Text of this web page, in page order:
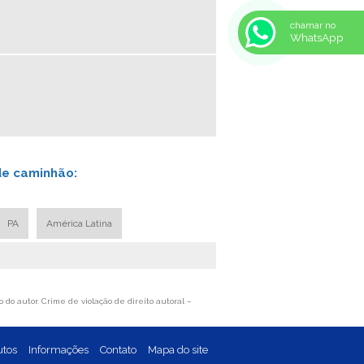
AUTO PEÇAS PARA CAMINHÃO
CAMINHÃO
caminhão:
PA América Latina
do autor. Crime de violação de direito autoral –
Informações Contato Mapa do site
chamar no
WhatsApp